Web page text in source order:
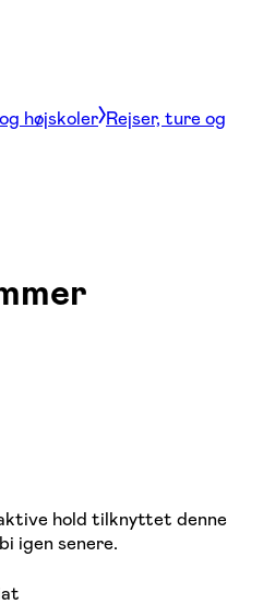
højskoler Rejser, ture og
hold tilknyttet denne
igen senere.